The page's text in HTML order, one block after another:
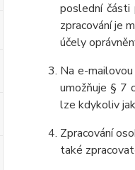
poslední části
zpracování je
účely
Na e-
umožňuje § 7
lze kdykoliv
Zpracování
také